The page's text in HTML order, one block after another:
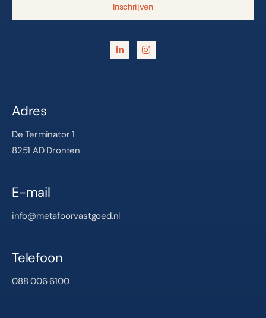
Inschrijven
Adres
De Terminator 1
8251 AD Dronten
E-mail
info@metafoorvastgoed.nl
Telefoon
088 006 6100